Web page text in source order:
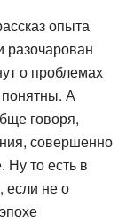
опыта
разочарован
о проблемах
А
говоря,
совершенно
Ну то есть в
если не о